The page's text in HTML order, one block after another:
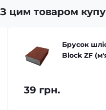
З цим товаром
Брусок
39 грн.